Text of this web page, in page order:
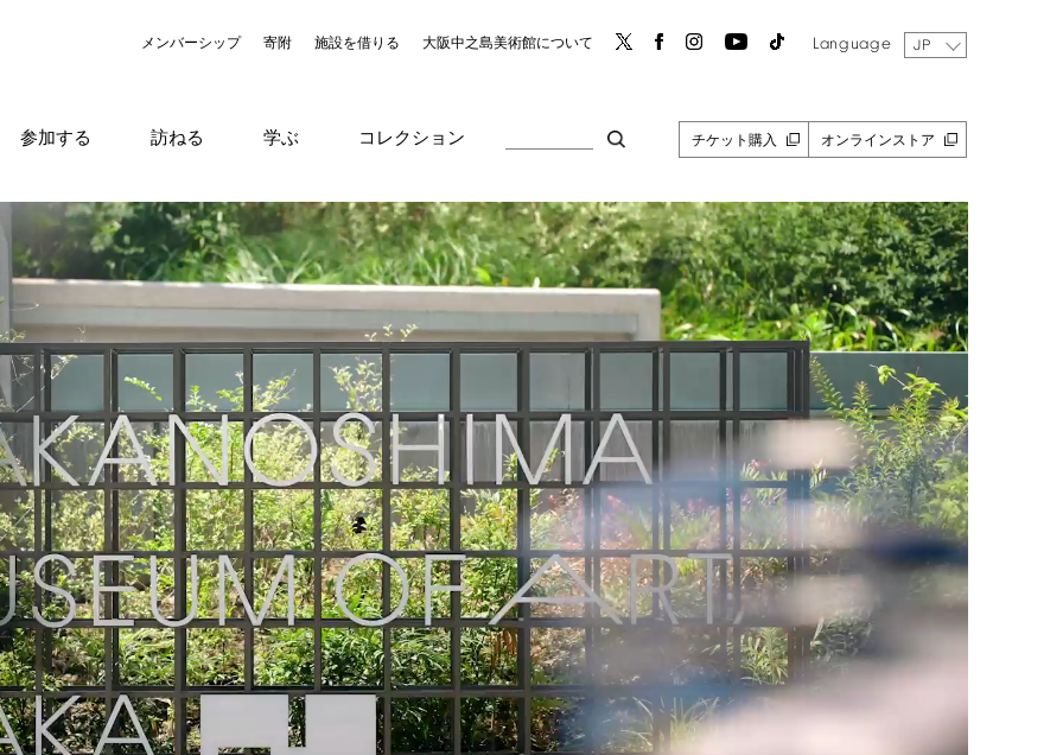
メンバーシップ 寄附 施設を借りる 大阪中之島美術館について Language JP
参加する 訪ねる 学ぶ コレクション チケット購入 オンラインストア